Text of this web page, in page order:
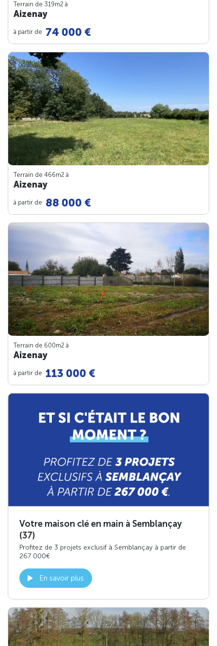
Terrain de 319m2 à
Aizenay
à partir de 74 000 €
Terrain de 466m2 à
Aizenay
à partir de 88 000 €
Terrain de 600m2 à
Aizenay
à partir de 113 000 €
Votre maison clé en main à Semblançay
(37)
Profitez de 3 projets exclusif à Semblançay à partir de
267 000€
En savoir plus